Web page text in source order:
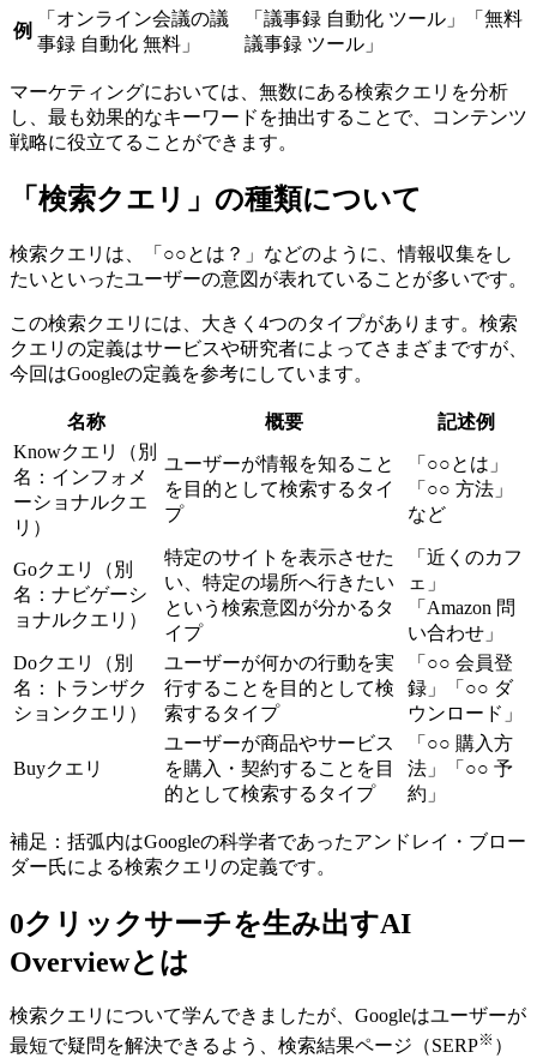
例
「オンライン会議の議
事録 自動化 無料」
「議事録 自動化 ツール」「無料
議事録 ツール」
マーケティングにおいては、無数にある検索クエリを分析
し、最も効果的なキーワードを抽出することで、コンテンツ
戦略に役立てることができます。
「検索クエリ」の種類について
検索クエリは、「○○とは？」などのように、情報収集をし
たいといったユーザーの意図が表れていることが多いです。
この検索クエリには、大きく4つのタイプがあります。検索
クエリの定義はサービスや研究者によってさまざまですが、
今回はGoogleの定義を参考にしています。
名称 概要
記述例
Knowクエリ（別
名：インフォメ
ーショナルクエ
リ）
ユーザーが情報を知ること
を目的として検索するタイ
プ
「○○とは」
「○○ 方法」
など
Goクエリ（別
名：ナビゲーシ
ョナルクエリ）
特定のサイトを表示させた
い、特定の場所へ行きたい
という検索意図が分かるタ
イプ
「近くのカフ
ェ」
「Amazon 問
い合わせ」
Doクエリ（別
名：トランザク
ションクエリ）
ユーザーが何かの行動を実
行することを目的として検
索するタイプ
「○○ 会員登
録」「○○ ダ
ウンロード」
Buyクエリ
ユーザーが商品やサービス
を購入・契約することを目
的として検索するタイプ
「○○ 購入方
法」「○○ 予
約」
補足：括弧内はGoogleの科学者であったアンドレイ・ブロー
ダー氏による検索クエリの定義です。
0クリックサーチを生み出すAI
Overviewとは
検索クエリについて学んできましたが、Googleはユーザーが
最短で疑問を解決できるよう、検索結果ページ（SERP※ ）